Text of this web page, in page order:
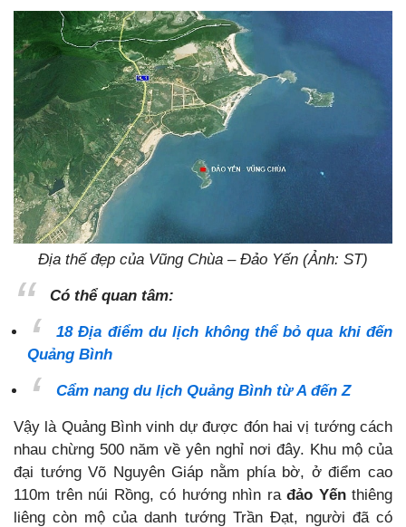
Địa thế đẹp của Vũng Chùa – Đảo Yến (Ảnh: ST)
Có thể quan tâm:
18 Địa điểm du lịch không thể bỏ qua khi đến
Quảng Bình
Cẩm nang du lịch Quảng Bình từ A đến Z
Vậy là Quảng Bình vinh dự được đón hai vị tướng cách
nhau chừng 500 năm về yên nghỉ nơi đây. Khu mộ của
đại tướng Võ Nguyên Giáp nằm phía bờ, ở điểm cao
110m trên núi Rồng, có hướng nhìn rađảo Yếnthiêng
liêng còn mộ của danh tướng Trần Đạt, người đã có